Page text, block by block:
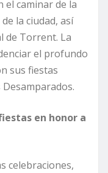
el caminar de la
la ciudad, así
de Torrent. La
el profundo
sus fiestas
en honor a
celebraciones,